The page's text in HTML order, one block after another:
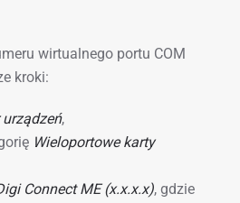
wirtualnego portu COM
kroki:
,
Wieloportowe karty
Connect ME (x.x.x.x), gdzie